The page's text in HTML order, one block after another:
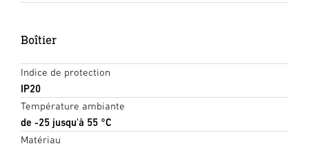
Boîtier
Indice de protection
IP20
Température ambiante
de -25 jusqu'à 55 °C
Matériau